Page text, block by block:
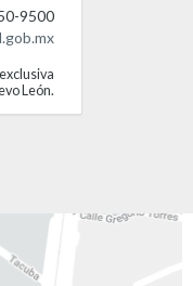
9500
León.